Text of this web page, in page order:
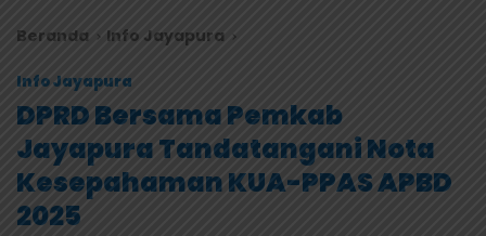
Beranda Info Jayapura
Info Jayapura
DPRD Bersama Pemkab
Jayapura Tandatangani Nota
Kesepahaman KUA-PPAS APBD
2025